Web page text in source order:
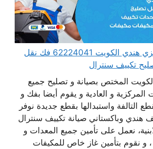
فني تكييف مركزي هندي الكويت 62224041 فك نقل
تكييف سنترال
المختص بصيانة و تصليح جميع
المركزية و العادية و يقوم أيضا بفك و
التالفة واستبدالها بقطع جديدة نوفر
هندي وباكستاني صيانة تكييف سنترال
نعمل على تأمين جميع المعدات و
، و نقوم بتأمين غاز خاص للمكيفات